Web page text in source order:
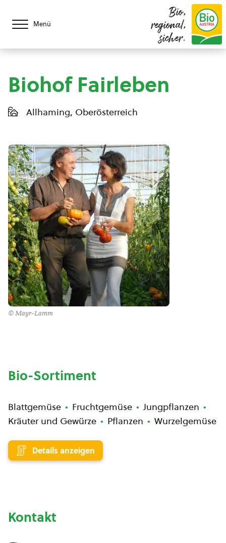
Menü
Bio,
regional,
sicher.
Biohof Fairleben
Allhaming, Oberösterreich
© Mayr-Lamm
Bio-Sortiment
Blattgemüse Fruchtgemüse
Jungpflanzen
Kräuter und Gewürze
Pflanzen Wurzelgemüse
Details anzeigen
Kontakt